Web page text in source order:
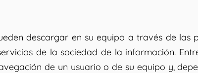
descargar en su equipo a través de las
de la sociedad de la información.
de un usuario o de su equipo y,